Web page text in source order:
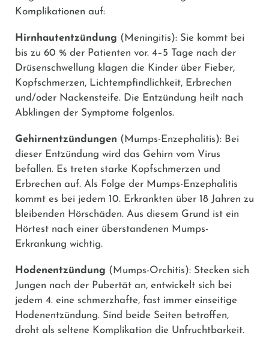
Komplikationen auf:
Hirnhautentzündung (Meningitis): Sie kommt bei
bis zu 60 % der Patienten vor. 4–5 Tage nach der
Drüsenschwellung klagen die Kinder über Fieber,
Kopfschmerzen, Lichtempfindlichkeit, Erbrechen
und/oder Nackensteife. Die Entzündung heilt nach
Abklingen der Symptome folgenlos.
Gehirnentzündungen (Mumps-Enzephalitis): Bei
dieser Entzündung wird das Gehirn vom Virus
befallen. Es treten starke Kopfschmerzen und
Erbrechen auf. Als Folge der Mumps-Enzephalitis
kommt es bei jedem 10. Erkrankten über 18 Jahren zu
bleibenden Hörschäden. Aus diesem Grund ist ein
Hörtest nach einer überstandenen Mumps-
Erkrankung wichtig.
Hodenentzündung (Mumps-Orchitis): Stecken sich
Jungen nach der Pubertät an, entwickelt sich bei
jedem 4. eine schmerzhafte, fast immer einseitige
Hodenentzündung. Sind beide Seiten betroffen,
droht als seltene Komplikation die Unfruchtbarkeit.